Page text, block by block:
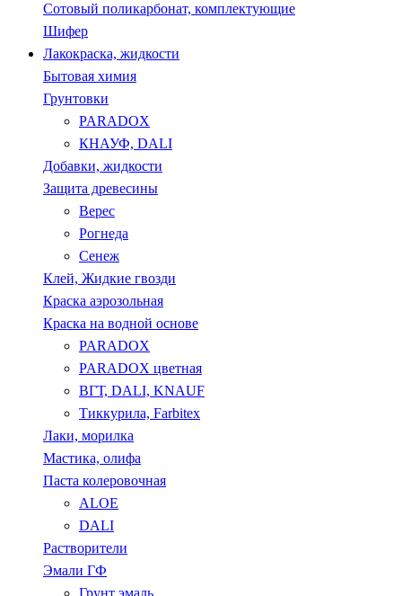
Сотовый поликарбонат, комплектующие
Шифер
Лакокраска, жидкости
Бытовая химия
Грунтовки
PARADOX
КНАУФ, DALI
Добавки, жидкости
Защита древесины
Верес
Рогнеда
Сенеж
Клей, Жидкие гвозди
Краска аэрозольная
Краска на водной основе
PARADOX
PARADOX цветная
ВГТ, DALI, KNAUF
Тиккурила, Farbitex
Лаки, морилка
Мастика, олифа
Паста колеровочная
ALOE
DALI
Растворители
Эмали ГФ
Грунт эмаль